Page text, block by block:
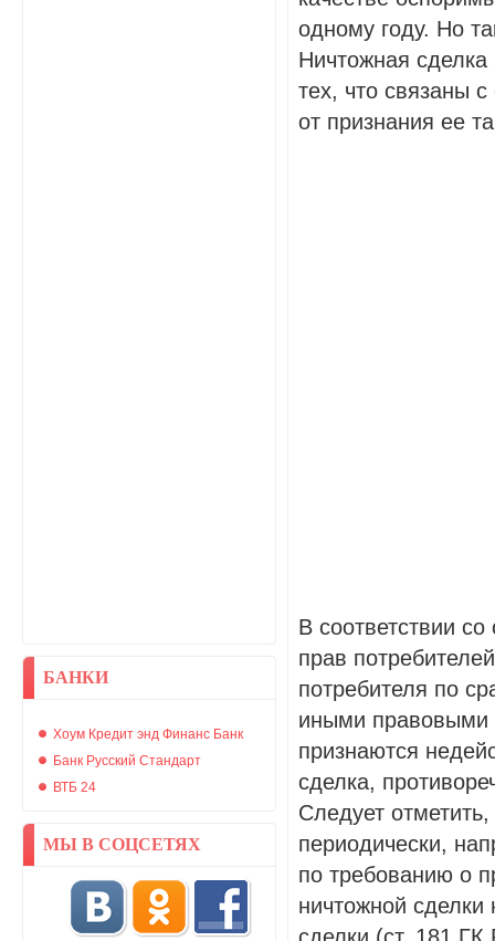
БАНКИ
Хоум Кредит энд Финанс Банк
Банк Русский Стандарт
ВТБ 24
МЫ В СОЦСЕТЯХ
одному году. Но
Ничтожная сделка
тех, что связаны
от признания ее
В соответствии
прав
потребителя по
иными правовыми
признаются
сделка,
Следует
периодически,
по требованию о
ничтожной сделки